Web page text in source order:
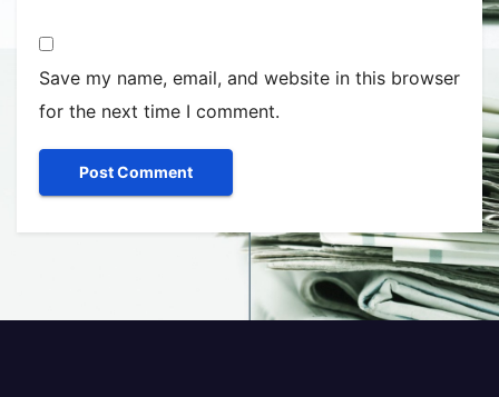
Save my name, email, and website in this browser
for the next time I comment.